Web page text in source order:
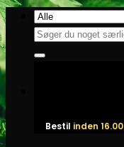
Fortsæt
indhold
Søg
efter:
Bestil inden 16.00